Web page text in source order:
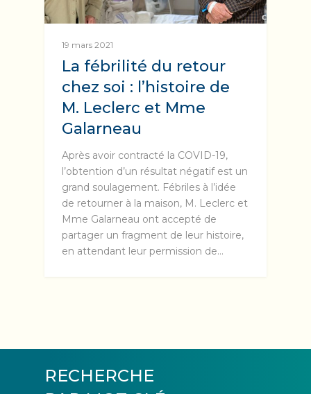
19 mars 2021
La fébrilité du retour
chez soi : l’histoire de
M. Leclerc et Mme
Galarneau
Après avoir contracté la COVID-19,
l’obtention d’un résultat négatif est un
grand soulagement. Fébriles à l’idée
de retourner à la maison, M. Leclerc et
Mme Galarneau ont accepté de
partager un fragment de leur histoire,
en attendant leur permission de…
RECHERCHE